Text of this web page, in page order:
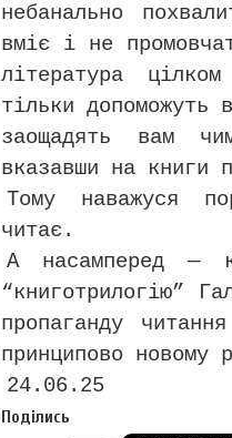
небанально
вміє і не
література
тільки допоможуть
заощадять вам
вказавши на книги
Тому наважуся
читає.
А насамперед —
“книготрилогію”
пропаганду
принципово новому
24.06.25
Поділись